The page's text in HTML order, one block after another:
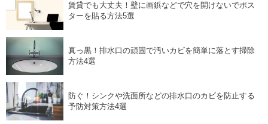
賃貸でも大丈夫！壁に画鋲などで穴を開けないでポス
ターを貼る方法5選
真っ黒！排水口の頑固で汚いカビを簡単に落とす掃除
方法4選
防ぐ！シンクや洗面所などの排水口のカビを防止する
予防対策方法4選